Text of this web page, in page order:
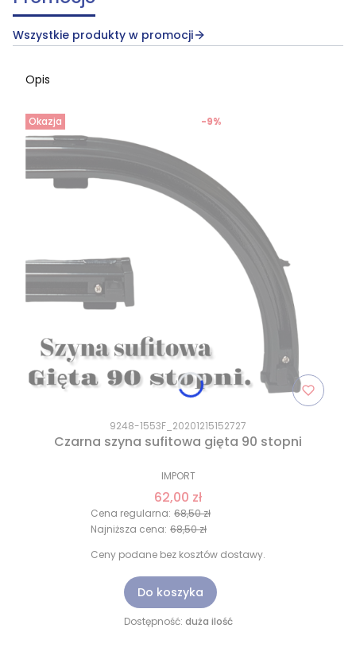
Wszystkie produkty w promocji
Opis
Okazja
9248-1553F_20201215152727
Czarna szyna sufitowa gięta 90 stopni
IMPORT
62,00 zł
Cena regularna: 68,50 zł
-9%
Najniższa cena: 68,50 zł
Ceny podane bez kosztów dostawy.
Do koszyka
Dostępność: duża ilość